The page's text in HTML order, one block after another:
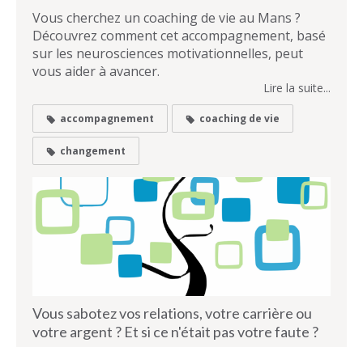
Vous cherchez un coaching de vie au Mans ?
Découvrez comment cet accompagnement, basé
sur les neurosciences motivationnelles, peut
vous aider à avancer.
Lire la suite...
accompagnement coaching de vie
changement
Vous sabotez vos relations, votre carrière ou
votre argent ? Et si ce n'était pas votre faute ?